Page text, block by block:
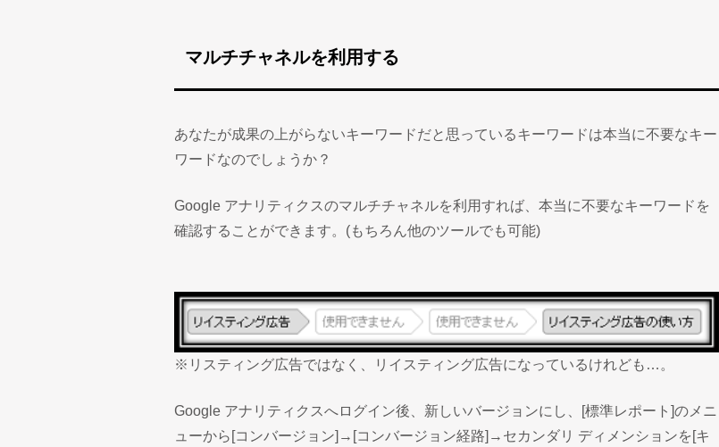
マルチチャネルを利用する
あなたが成果の上がらないキーワードだと思っているキーワードは本当に不要なキー
ワードなのでしょうか？
Google アナリティクスのマルチチャネルを利用すれば、本当に不要なキーワードを
確認することができます。(もちろん他のツールでも可能)
※リスティング広告ではなく、リイスティング広告になっているけれども…。
Google アナリティクスへログイン後、新しいバージョンにし、[標準レポート]のメニ
ューから[コンバージョン]→[コンバージョン経路]→セカンダリ ディメンションを[キ